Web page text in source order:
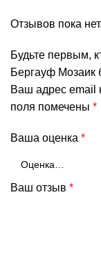
Отзывов пока нет.
Будьте первым,
Бергауф Мозаик
Ваш адрес email
поля помечены *
Ваша оценка *
Ваш отзыв *